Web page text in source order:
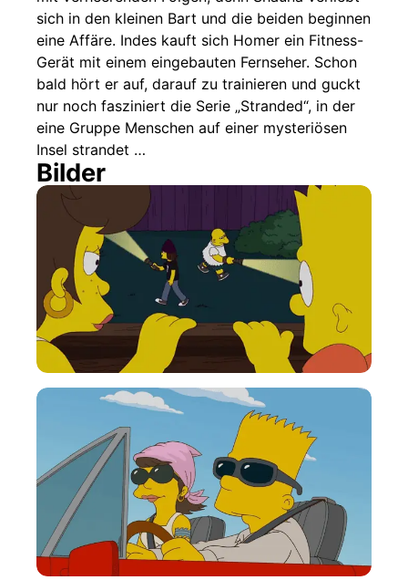
sich in den kleinen Bart und die beiden beginnen
eine Affäre. Indes kauft sich Homer ein Fitness-
Gerät mit einem eingebauten Fernseher. Schon
bald hört er auf, darauf zu trainieren und guckt
nur noch fasziniert die Serie „Stranded“, in der
eine Gruppe Menschen auf einer mysteriösen
Insel strandet …
Bilder